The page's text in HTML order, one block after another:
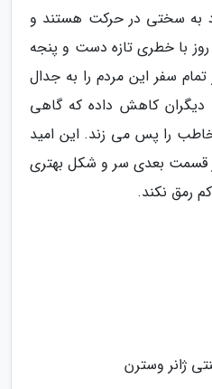
به سختی در حرکت هستند و
روز با خطری تازه دست و پنجه
سفر این مردم را به جدال
دیگران کاهش داده که گاهی
را پس می زند. این امید
قسمت بعدی سر و شکل بهتری
رمق نکند.
ژانر وسترن